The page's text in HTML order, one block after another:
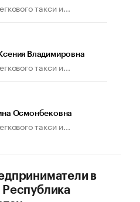
иначе». Как живет глава
такси и...
Владимировна
такси и...
Осмонбековна
такси и...
в